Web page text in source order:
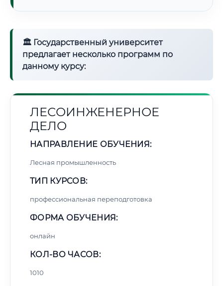
🏛 Государственный университет
предлагает несколько программ по
данному курсу:
ЛЕСОИНЖЕНЕРНОЕ
ДЕЛО
НАПРАВЛЕНИЕ ОБУЧЕНИЯ:
Лесная промышленность
ТИП КУРСОВ:
профессиональная переподготовка
ФОРМА ОБУЧЕНИЯ:
онлайн
КОЛ-ВО ЧАСОВ:
1010